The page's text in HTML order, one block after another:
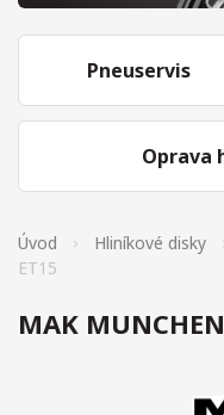
Pneuservis
Oprava
Úvod Hliníkové disky
ET15
MAK